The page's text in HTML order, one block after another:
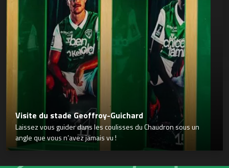
Visite du stade Geoffroy-Guichard
Laissez vous guider dans les coulisses du Chaudron sous un
angle que vous n’avez jamais vu !